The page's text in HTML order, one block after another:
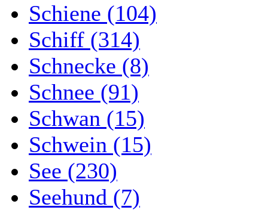
Schiene (104)
Schiff (314)
Schnecke (8)
Schnee (91)
Schwan (15)
Schwein (15)
See (230)
Seehund (7)